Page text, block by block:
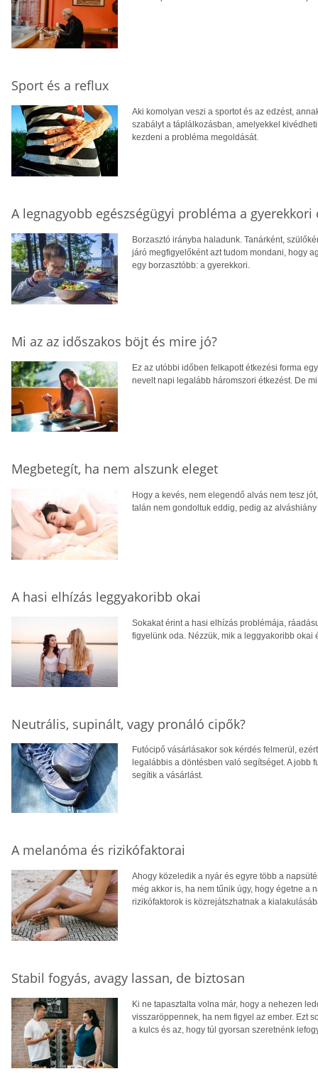
Sport és a reflux
Aki komolyan veszi a sportot és az edzést,
szabályt a táplálkozásban, amelyekkel
kezdeni a probléma megoldását.
A legnagyobb egészségügyi probléma a gyerekkori
Borzasztó irányba haladunk. Tanárként,
járó megfigyelőként azt tudom mondani, hogy
egy borzasztóbb: a gyerekkori.
Mi az az időszakos böjt és mire jó?
Ez az utóbbi időben felkapott étkezési forma
nevelt napi legalább háromszori étkezést. De
Megbetegít, ha nem alszunk eleget
Hogy a kevés, nem elegendő alvás nem tesz
talán nem gondoltuk eddig, pedig az
A hasi elhízás leggyakoribb okai
Sokakat érint a hasi elhízás problémája,
figyelünk oda. Nézzük, mik a leggyakoribb okai
Neutrális, supinált, vagy pronáló cipők?
Futócipő vásárlásakor sok kérdés felmerül,
legalábbis a döntésben való segítséget. A
segítik a vásárlást.
A melanóma és rizikófaktorai
Ahogy közeledik a nyár és egyre több a
még akkor is, ha nem tűnik úgy, hogy égetne a
rizikófaktorok is közrejátszhatnak a
Stabil fogyás, avagy lassan, de biztosan
Ki ne tapasztalta volna már, hogy a nehezen
visszaröppennek, ha nem figyel az ember. Ezt
a kulcs és az, hogy túl gyorsan szeretnénk